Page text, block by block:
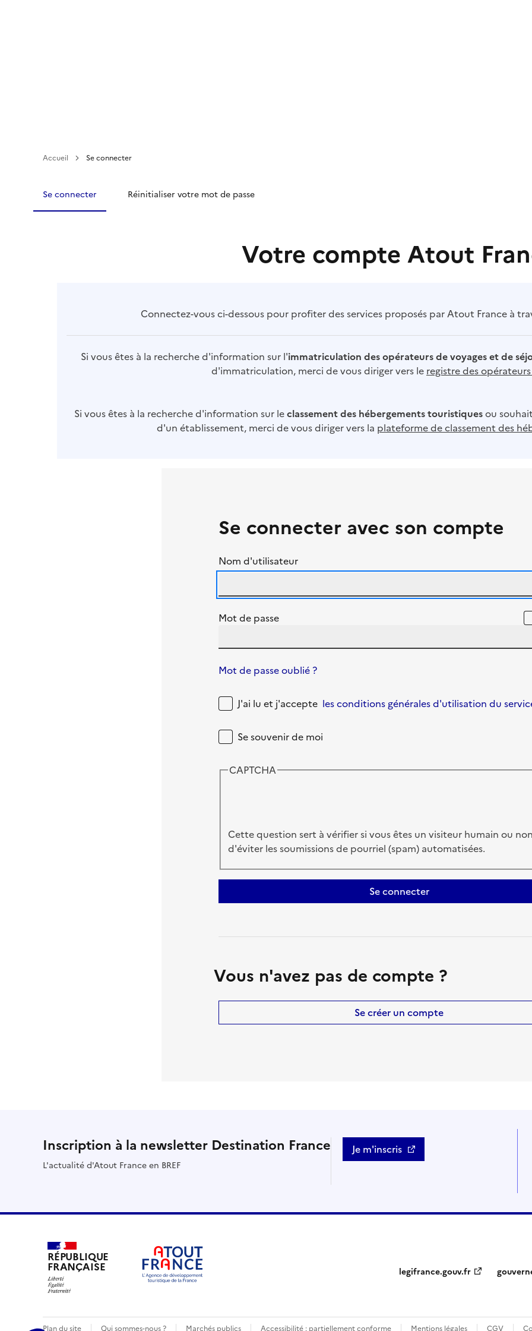
Accueil Se connecter
Se connecter Réinitialiser votre mot de passe
Votre compte Atout
Connectez-vous ci-dessous pour profiter des services proposés par Atout France à
Si vous êtes à la recherche d'information sur l'immatriculation des opérateurs de voyages et de
d'immatriculation, merci de vous diriger vers le registre des
Si vous êtes à la recherche d'information sur leclassement des hébergements touristiquesou
d'un établissement, merci de vous diriger vers la plateforme de classement des
Se connecter avec son compte
Nom d'utilisateur
Mot de passe
Mot de passe oublié ?
J'ai lu et j'accepte les conditions générales d'utilisation du
Se souvenir de moi
CAPTCHA
Cette question sert à vérifier si vous êtes un visiteur humain ou
d'éviter les soumissions de pourriel (spam) automatisées.
Se connecter
Vous n'avez pas de compte ?
Se créer un compte
Inscription à la newsletter Destination France
L'actualité d'Atout France en BREF
Je m'inscris
RÉPUBLIQUE
FRANÇAISE legifrance.gouv.fr
Plan du site Qui sommes-nous ? Marchés publics Accessibilité : partiellement conforme Mentions légales CGV